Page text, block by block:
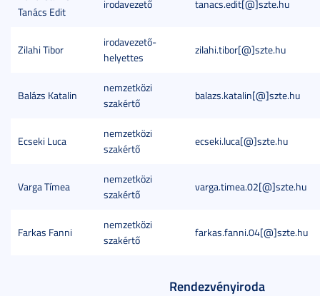
Tanács Edit
irodavezető tanacs.edit[@]szte.hu
Zilahi Tibor
irodavezető-
helyettes
zilahi.tibor[@]szte.hu
Balázs Katalin
nemzetközi
szakértő
balazs.katalin[@]szte.hu
Ecseki Luca
nemzetközi
szakértő
ecseki.luca[@]szte.hu
Varga Tímea
nemzetközi
szakértő
varga.timea.02[@]szte.hu
Farkas Fanni
nemzetközi
szakértő
farkas.fanni.04[@]szte.hu
Rendezvényiroda